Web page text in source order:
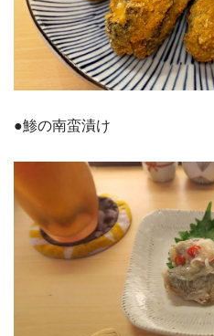
●鯵の南蛮漬け